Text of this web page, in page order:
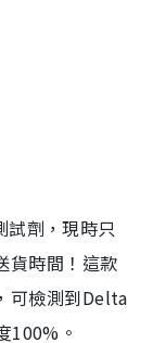
劑，現時只
貨時間！這款
可檢測到Delta
100%。